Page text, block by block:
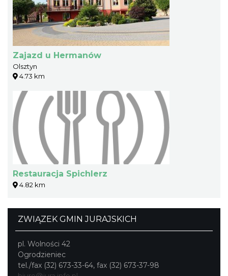
Zajazd u Hermanów
Olsztyn
4.73 km
Restauracja Spichlerz
4.82 km
ZWIĄZEK GMIN JURAJSKICH
pl. Wolności 42
Ogrodzieniec
tel./fax (32) 673-33-64, fax (32) 673-37-98